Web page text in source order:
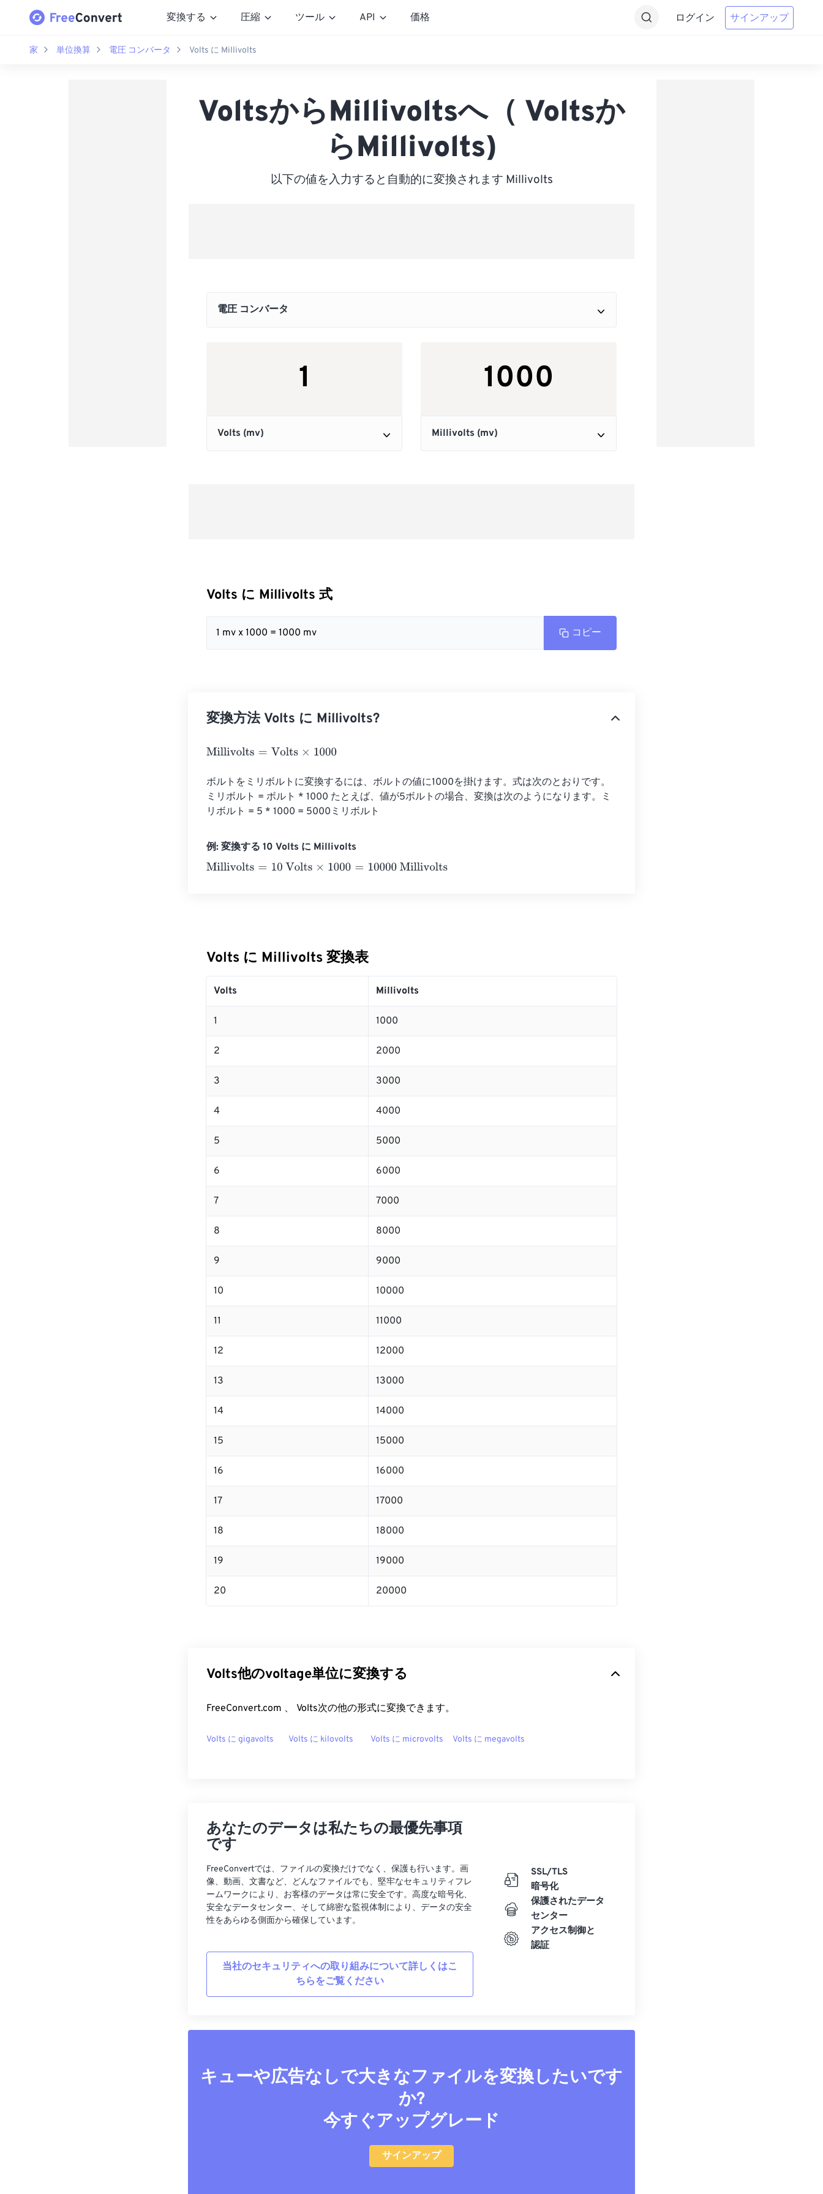
変換する 圧縮 ツール API 価格 ログイン サインアップ
家 単位換算 電圧 コンバータ Volts に Millivolts
VoltsからMillivoltsへ（ Voltsか
らMillivolts)
以下の値を入力すると自動的に変換されます Millivolts
Volts に Millivolts 式
1 mv x 1000 = 1000 mv コピー
変換方法 Volts に Millivolts?
Millivolts=Volts×1000
ボルトをミリボルトに変換するには、ボルトの値に1000を掛けます。式は次のとおりです。
ミリボルト = ボルト * 1000 たとえば、値が5ボルトの場合、変換は次のようになります。ミ
リボルト = 5 * 1000 = 5000ミリボルト
例: 変換する 10 Volts に Millivolts
Millivolts=10 Volts ×1000 =10000 Millivolts
Volts に Millivolts 変換表
Volts Millivolts
1 1000
2 2000
3 3000
4 4000
5 5000
6 6000
7 7000
8 8000
9 9000
10 10000
11 11000
12 12000
13 13000
14 14000
15 15000
16 16000
17 17000
18 18000
19 19000
20 20000
Volts他のvoltage単位に変換する
FreeConvert.com 、 Volts次の他の形式に変換できます。
Volts に gigavolts Volts に kilovolts Volts に microvolts Volts に megavolts
あなたのデータは私たちの最優先事項
です
FreeConvertでは、ファイルの変換だけでなく、保護も行います。画
像、動画、文書など、どんなファイルでも、堅牢なセキュリティフレ
ームワークにより、お客様のデータは常に安全です。高度な暗号化、
安全なデータセンター、そして綿密な監視体制により、データの安全
性をあらゆる側面から確保しています。
当社のセキュリティへの取り組みについて詳しくはこ
ちらをご覧ください
SSL/TLS
暗号化
保護されたデータ
センター
アクセス制御と
認証
キューや広告なしで大きなファイルを変換したいです
か?
今すぐアップグレード
サインアップ